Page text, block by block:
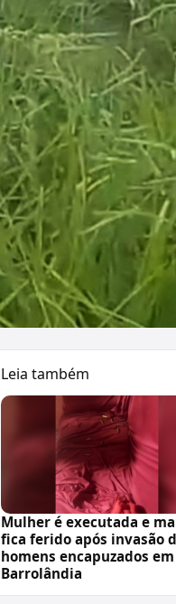
Leia também
Mulher é executada e
fica ferido após invasão
homens encapuzados em
Barrolândia